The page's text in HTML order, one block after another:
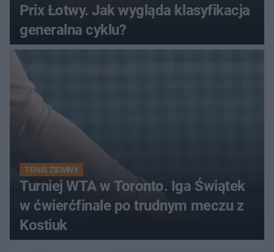
Prix Łotwy. Jak wygląda klasyfikacja
generalna cyklu?
TENIS ZIEMNY
Turniej WTA w Toronto. Iga Świątek
w ćwierćfinale po trudnym meczu z
Kostiuk